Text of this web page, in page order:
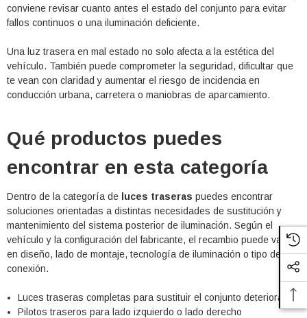
conviene revisar cuanto antes el estado del conjunto para evitar
fallos continuos o una iluminación deficiente.
Una luz trasera en mal estado no solo afecta a la estética del
vehículo. También puede comprometer la seguridad, dificultar que
te vean con claridad y aumentar el riesgo de incidencia en
conducción urbana, carretera o maniobras de aparcamiento.
Qué productos puedes
encontrar en esta categoría
Dentro de la categoría de luces traseras puedes encontrar
soluciones orientadas a distintas necesidades de sustitución y
mantenimiento del sistema posterior de iluminación. Según el
vehículo y la configuración del fabricante, el recambio puede variar
en diseño, lado de montaje, tecnología de iluminación o tipo de
conexión.
Luces traseras completas para sustituir el conjunto deteriorado
Pilotos traseros para lado izquierdo o lado derecho